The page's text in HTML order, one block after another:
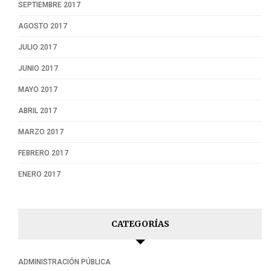
SEPTIEMBRE 2017
AGOSTO 2017
JULIO 2017
JUNIO 2017
MAYO 2017
ABRIL 2017
MARZO 2017
FEBRERO 2017
ENERO 2017
CATEGORÍAS
ADMINISTRACIÓN PÚBLICA